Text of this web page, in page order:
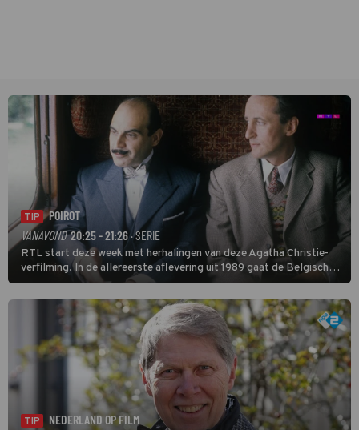
TIP
POIROT
VANAVOND 20:25 - 21:26 · SERIE
RTL start deze week met herhalingen van deze Agatha Christie-
verfilming. In de allereerste aflevering uit 1989 gaat de Belgische
speurder op zoek naar een vermiste kok. Poirot raakt al snel
verwikkeld in een moordzaak. (HH)
TIP
NEDERLAND OP FILM